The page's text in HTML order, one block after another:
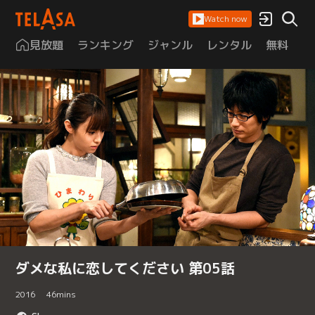
Watch now
見放題 ランキング ジャンル レンタル 無料
ダメな私に恋してください 第05話
2016 46mins